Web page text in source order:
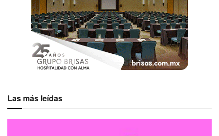
Las más leídas